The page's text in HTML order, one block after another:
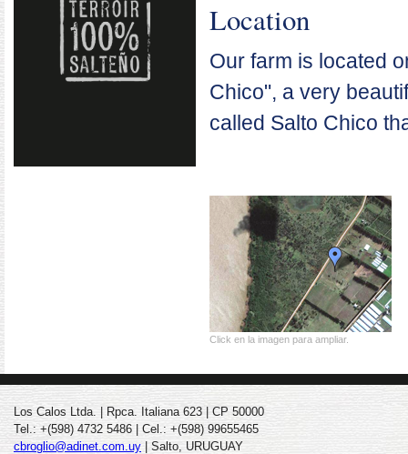
Location
Our farm is located
Chico", a very
called Salto Chico
Click en la imagen para ampliar.
Los Calos Ltda. | Rpca. Italiana 623 | CP 50000
Tel.: +(598) 4732 5486 | Cel.: +(598) 99655465
cbroglio@adinet.com.uy | Salto, URUGUAY